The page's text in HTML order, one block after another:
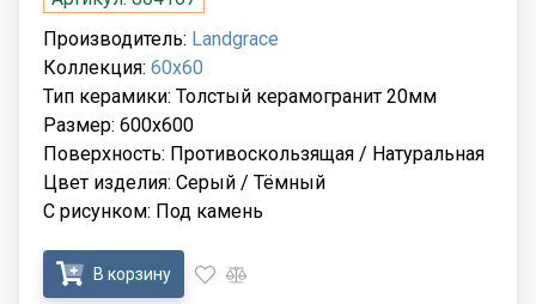
Производитель: Landgrace
Коллекция: 60x60
Тип керамики: Толстый керамогранит 20мм
Размер: 600x600
Поверхность: Противоскользящая / Натуральная
Цвет изделия: Серый / Тёмный
С рисунком: Под камень
В корзину